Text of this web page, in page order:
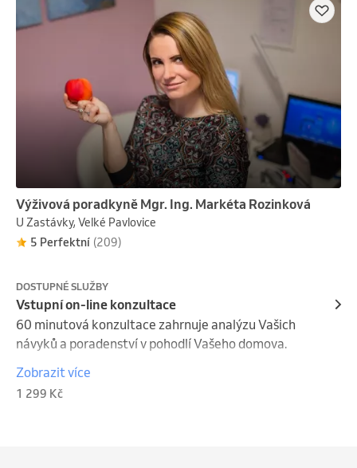
Výživová poradkyně Mgr. Ing. Markéta Rozinková
U Zastávky, Velké Pavlovice
5 Perfektní (209)
DOSTUPNÉ SLUŽBY
Vstupní on-line konzultace
60 minutová konzultace zahrnuje analýzu Vašich
návyků a poradenství v pohodlí Vašeho domova.
Kromě analýzy stávajících návyků a jídelníčku
poradím, jaké potraviny a suplementy jsou pro Vás
Zobrazit více
1 299 Kč